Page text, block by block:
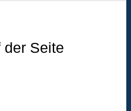
der Seite